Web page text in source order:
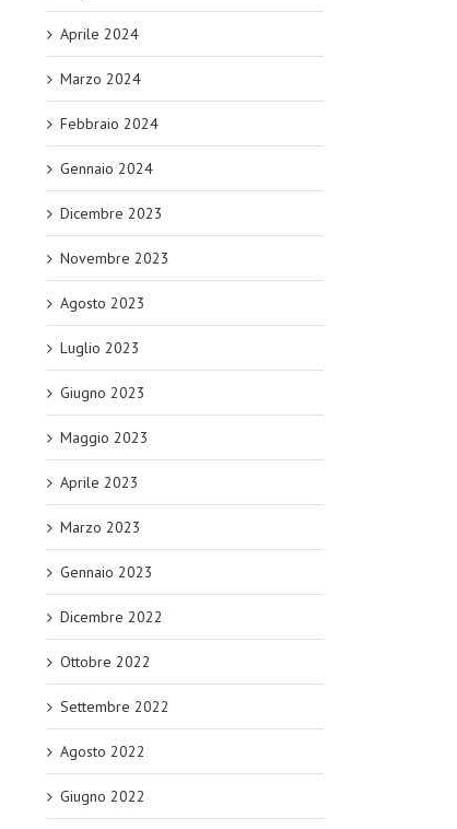
Aprile 2024
Marzo 2024
Febbraio 2024
Gennaio 2024
Dicembre 2023
Novembre 2023
Agosto 2023
Luglio 2023
Giugno 2023
Maggio 2023
Aprile 2023
Marzo 2023
Gennaio 2023
Dicembre 2022
Ottobre 2022
Settembre 2022
Agosto 2022
Giugno 2022